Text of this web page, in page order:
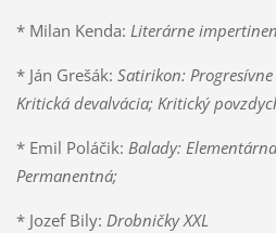
* Milan Kenda: Literárne
* Ján Grešák: Satirikon:
Kritická devalvácia; Kritický
* Emil Poláčik: Balady:
Permanentná;
* Jozef Bily: Drobničky XXL